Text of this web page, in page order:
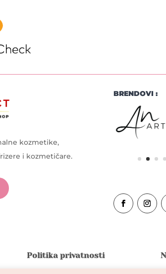
kozmetike,
i kozmetičare.
BRENDOVI :
Politika privatnosti